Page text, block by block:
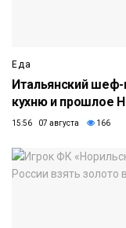
Еда
Итальянский шеф-
кухню и прошлое
15:56 07 августа 166